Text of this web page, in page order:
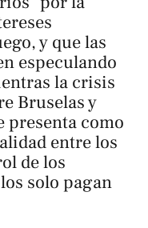
y que las
especulando
la crisis
Bruselas y
presenta como
entre los
de los
solo pagan